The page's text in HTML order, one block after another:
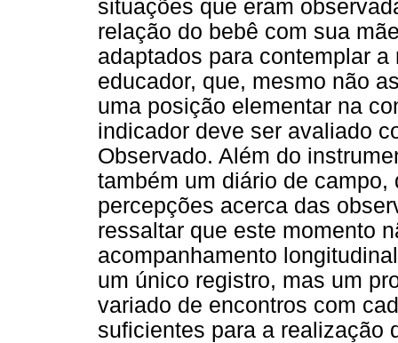
situações que eram
relação do bebê com sua
adaptados para contemplar
educador, que, mesmo não
uma posição elementar na
indicador deve ser avaliado
Observado. Além do
também um diário de
percepções acerca das
ressaltar que este momento
acompanhamento
um único registro, mas um
variado de encontros com
suficientes para a realização